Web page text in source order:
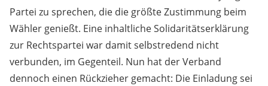
Partei zu sprechen, die die größte Zustimmung beim
Wähler genießt. Eine inhaltliche Solidaritätserklärung
zur Rechtspartei war damit selbstredend nicht
verbunden, im Gegenteil. Nun hat der Verband
dennoch einen Rückzieher gemacht: Die Einladung sei